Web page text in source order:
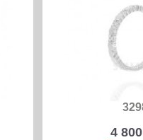
4